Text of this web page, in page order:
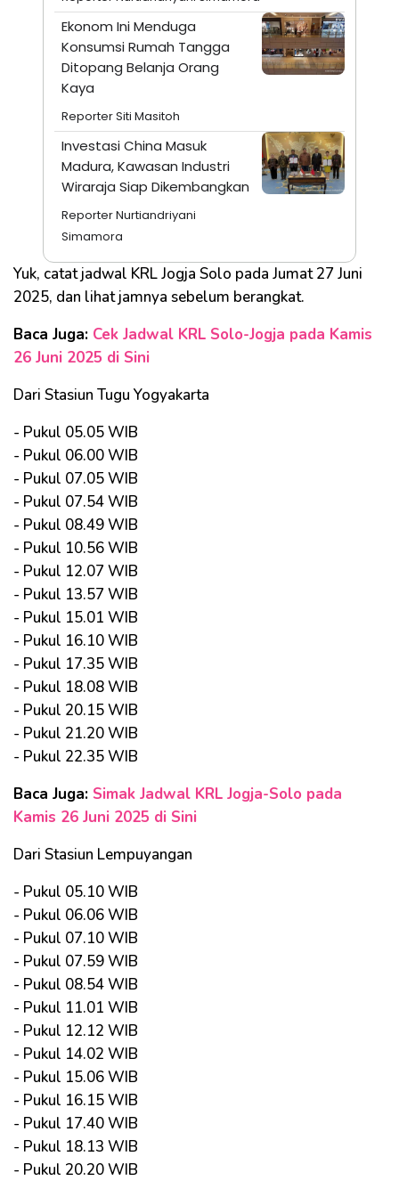
Ekonom Ini Menduga
Konsumsi Rumah Tangga
Ditopang Belanja Orang
Kaya
Reporter Siti Masitoh
Investasi China Masuk
Madura, Kawasan Industri
Wiraraja Siap Dikembangkan
Reporter Nurtiandriyani
Simamora
Yuk, catat jadwal KRL Jogja Solo pada Jumat 27 Juni
2025, dan lihat jamnya sebelum berangkat.
Baca Juga: Cek Jadwal KRL Solo-Jogja pada Kamis
26 Juni 2025 di Sini
Dari Stasiun Tugu Yogyakarta
- Pukul 05.05 WIB
- Pukul 06.00 WIB
- Pukul 07.05 WIB
- Pukul 07.54 WIB
- Pukul 08.49 WIB
- Pukul 10.56 WIB
- Pukul 12.07 WIB
- Pukul 13.57 WIB
- Pukul 15.01 WIB
- Pukul 16.10 WIB
- Pukul 17.35 WIB
- Pukul 18.08 WIB
- Pukul 20.15 WIB
- Pukul 21.20 WIB
- Pukul 22.35 WIB
Baca Juga: Simak Jadwal KRL Jogja-Solo pada
Kamis 26 Juni 2025 di Sini
Dari Stasiun Lempuyangan
- Pukul 05.10 WIB
- Pukul 06.06 WIB
- Pukul 07.10 WIB
- Pukul 07.59 WIB
- Pukul 08.54 WIB
- Pukul 11.01 WIB
- Pukul 12.12 WIB
- Pukul 14.02 WIB
- Pukul 15.06 WIB
- Pukul 16.15 WIB
- Pukul 17.40 WIB
- Pukul 18.13 WIB
- Pukul 20.20 WIB